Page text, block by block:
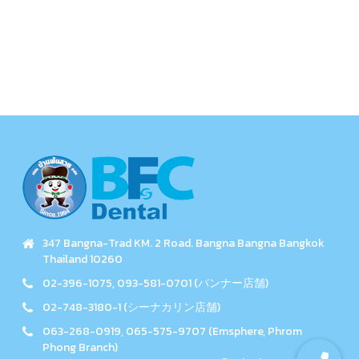
347 Bangna-Trad KM. 2 Road. Bangna Bangna Bangkok
Thailand 10260
02-396-1075, 093-581-0701 (バンナー店舗)
02-748-3180-1 (シーナカリン店舗)
063-268-0919, 065-575-9707 (Emsphere, Phrom
Phong Branch)